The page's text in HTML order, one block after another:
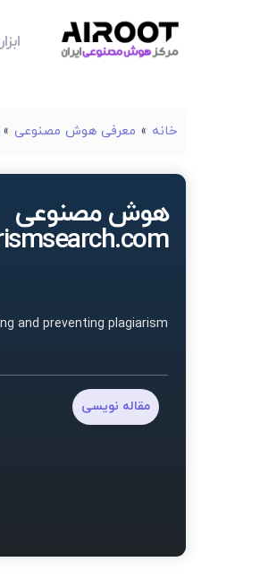
خانه » معرفی هوش مصنوعی »
هوش مصنوعی
and preventing plagiarism
مقاله نویسی